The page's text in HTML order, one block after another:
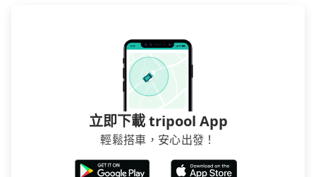
立即下載 tripool App
輕鬆搭車，安心出發！